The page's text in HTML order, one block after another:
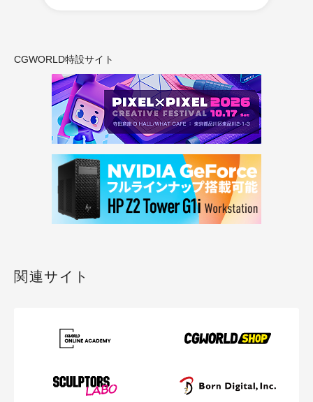
CGWORLD特設サイト
関連サイト